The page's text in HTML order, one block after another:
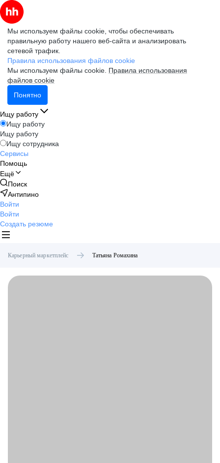
Мы используем файлы cookie, чтобы обеспечивать
правильную работу нашего веб-сайта и анализировать
сетевой трафик.
Правила использования файлов cookie
Мы используем файлы cookie. Правила использования
файлов cookie
Понятно
Ищу работу
Ищу работу
Ищу работу
Ищу сотрудника
Сервисы
Помощь
Ещё
Поиск
Антипино
Войти
Войти
Создать резюме
Карьерный маркетплейс Татьяна Ромахина